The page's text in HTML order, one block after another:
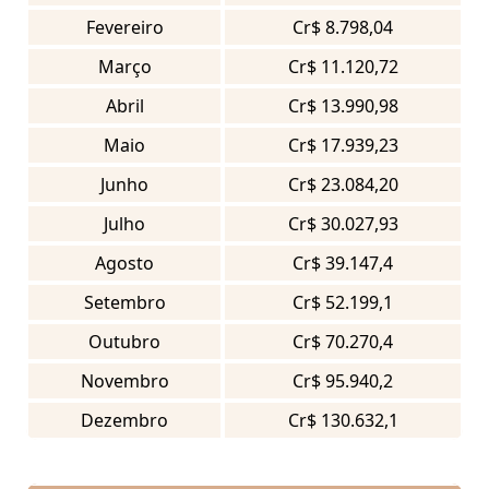
Fevereiro
Cr$ 8.798,04
Março
Cr$ 11.120,72
Abril
Cr$ 13.990,98
Maio
Cr$ 17.939,23
Junho
Cr$ 23.084,20
Julho
Cr$ 30.027,93
Agosto
Cr$ 39.147,4
Setembro
Cr$ 52.199,1
Outubro
Cr$ 70.270,4
Novembro
Cr$ 95.940,2
Dezembro
Cr$ 130.632,1